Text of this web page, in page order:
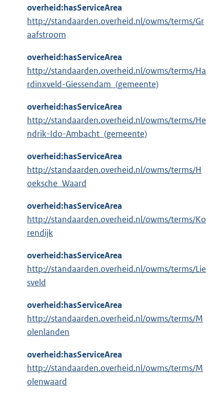
overheid:hasServiceArea
http://standaarden.overheid.nl/owms/terms/Gr
aafstroom
overheid:hasServiceArea
http://standaarden.overheid.nl/owms/terms/Ha
rdinxveld-Giessendam_(gemeente)
overheid:hasServiceArea
http://standaarden.overheid.nl/owms/terms/He
ndrik-Ido-Ambacht_(gemeente)
overheid:hasServiceArea
http://standaarden.overheid.nl/owms/terms/H
oeksche_Waard
overheid:hasServiceArea
http://standaarden.overheid.nl/owms/terms/Ko
rendijk
overheid:hasServiceArea
http://standaarden.overheid.nl/owms/terms/Lie
sveld
overheid:hasServiceArea
http://standaarden.overheid.nl/owms/terms/M
olenlanden
overheid:hasServiceArea
http://standaarden.overheid.nl/owms/terms/M
olenwaard